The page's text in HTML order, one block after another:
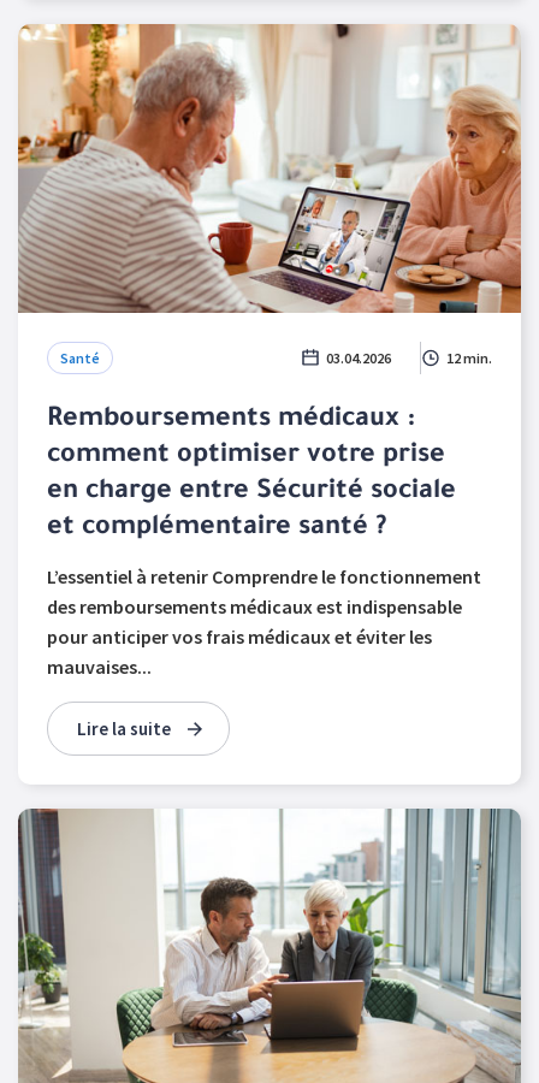
Santé 03.04.2026 12 min.
Remboursements médicaux :
comment optimiser votre prise
en charge entre Sécurité sociale
et complémentaire santé ?
L’essentiel à retenir Comprendre le fonctionnement
des remboursements médicaux est indispensable
pour anticiper vos frais médicaux et éviter les
mauvaises...
Lire la suite